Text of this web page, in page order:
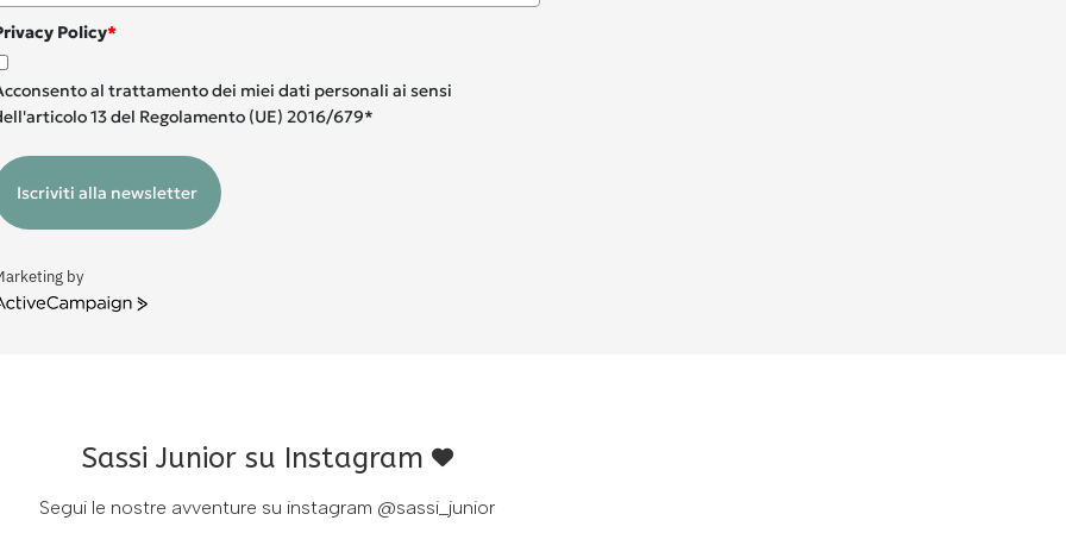
Policy*
al trattamento dei miei dati personali ai sensi
13 del Regolamento (UE) 2016/679*
Iscriviti alla newsletter
by
Sassi Junior su Instagram
Segui le nostre avventure su instagram @sassi_junior